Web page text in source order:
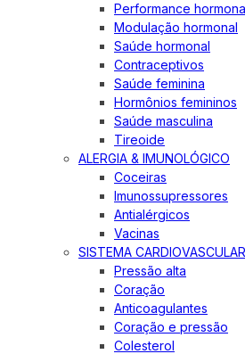
Performance
Modulação hormonal
Saúde hormonal
Contraceptivos
Saúde feminina
Hormônios femininos
Saúde masculina
Tireoide
ALERGIA & IMUNOLÓGICO
Coceiras
Imunossupressores
Antialérgicos
Vacinas
SISTEMA
Pressão alta
Coração
Anticoagulantes
Coração e pressão
Colesterol